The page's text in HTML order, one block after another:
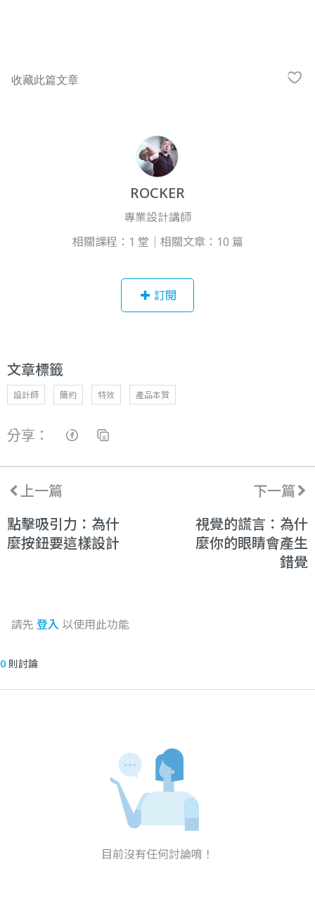
ROCKER
專業設計講師
相關課程：1 堂｜相關文章：10 篇
訂閱
文章標籤
設計師 簡約 特效 產品本質
分享：
上一篇
點擊吸引力：為什
麼按鈕要這樣設計
下一篇
視覺的謊言：為什
麼你的眼睛會產生
錯覺
請先 登入 以使用此功能
0 則討論
目前沒有任何討論唷！